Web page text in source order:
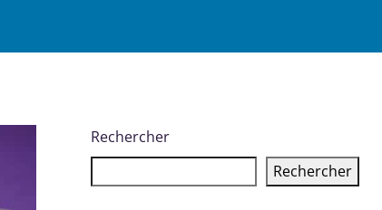
Rechercher
Rechercher